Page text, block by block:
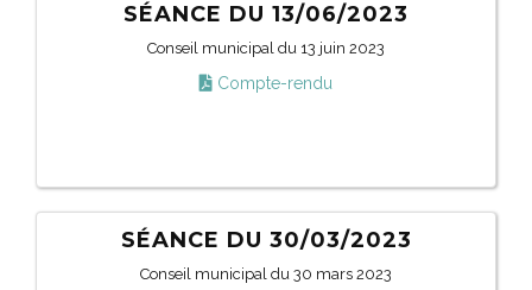
SÉANCE DU 13/06/2023
Conseil municipal du 13 juin 2023
Compte-rendu
SÉANCE DU 30/03/2023
Conseil municipal du 30 mars 2023